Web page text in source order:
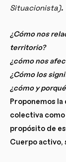
Situacionista).
¿Cómo nos
territorio?
¿cómo nos
¿Cómo los
¿cómo y
Proponemos
colectiva como
propósito de
Cuerpo activo,